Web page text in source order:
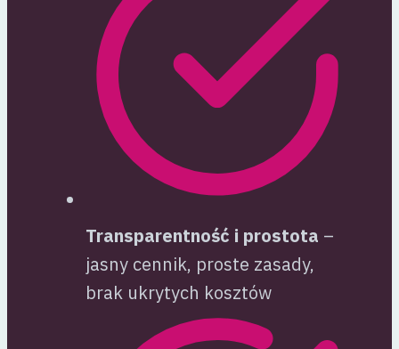
Transparentność i prostota –
jasny cennik, proste zasady,
brak ukrytych kosztów